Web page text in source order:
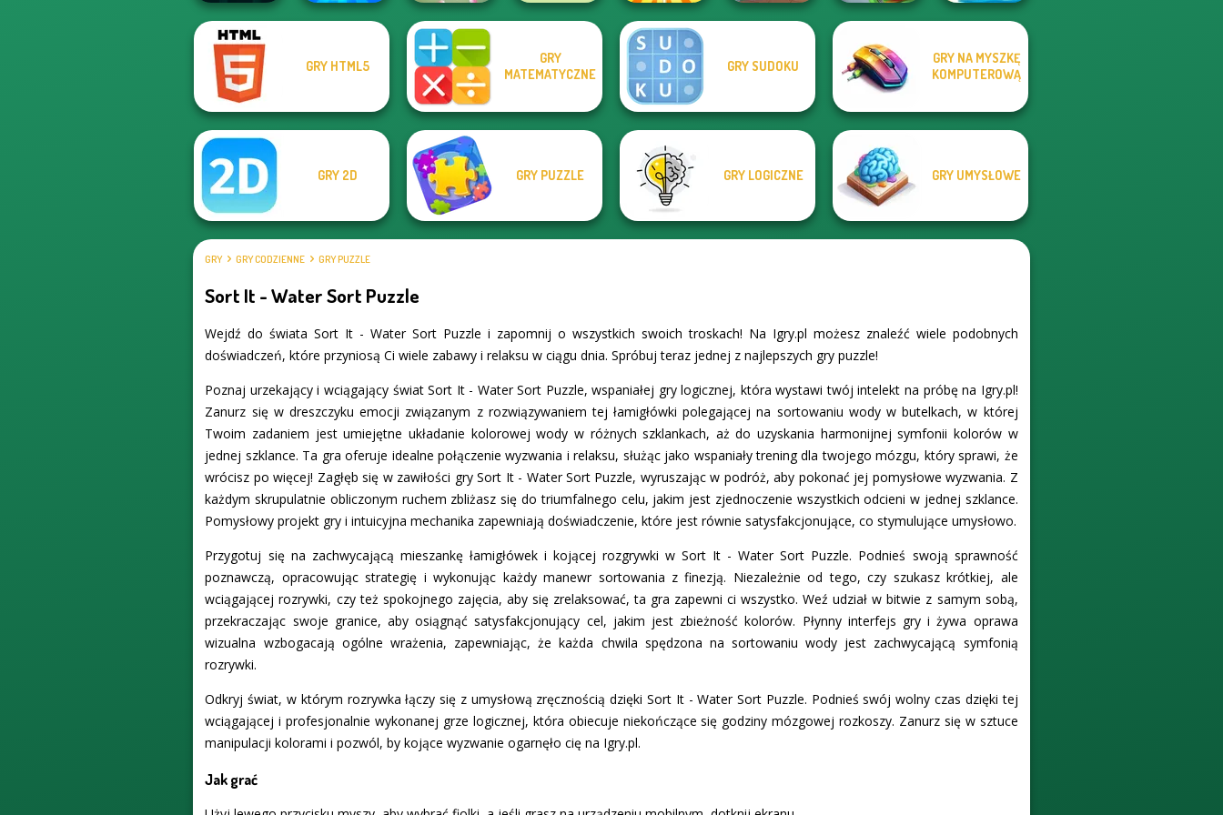
Dungeon Master
Knight
Worm Out: Brain
Tap 3 Mahjong State Connect Rachel Holmes Train Miner
Word Connect
Puzzle
GRY HTML5
GRY
MATEMATYCZNE
GRY SUDOKU
GRY NA MYSZKĘ
KOMPUTEROWĄ
GRY 2D GRY PUZZLE GRY LOGICZNE GRY UMYSŁOWE
GRY GRY CODZIENNE GRY PUZZLE
Sort It - Water Sort Puzzle
Wejdź do świata Sort It - Water Sort Puzzle i zapomnij o wszystkich swoich troskach! Na Igry.pl możesz znaleźć wiele podobnych
doświadczeń, które przyniosą Ci wiele zabawy i relaksu w ciągu dnia. Spróbuj teraz jednej z najlepszych gry puzzle!
Poznaj urzekający i wciągający świat Sort It - Water Sort Puzzle, wspaniałej gry logicznej, która wystawi twój intelekt na próbę na Igry.pl!
Zanurz się w dreszczyku emocji związanym z rozwiązywaniem tej łamigłówki polegającej na sortowaniu wody w butelkach, w której
Twoim zadaniem jest umiejętne układanie kolorowej wody w różnych szklankach, aż do uzyskania harmonijnej symfonii kolorów w
jednej szklance. Ta gra oferuje idealne połączenie wyzwania i relaksu, służąc jako wspaniały trening dla twojego mózgu, który sprawi, że
wrócisz po więcej! Zagłęb się w zawiłości gry Sort It - Water Sort Puzzle, wyruszając w podróż, aby pokonać jej pomysłowe wyzwania. Z
każdym skrupulatnie obliczonym ruchem zbliżasz się do triumfalnego celu, jakim jest zjednoczenie wszystkich odcieni w jednej szklance.
Pomysłowy projekt gry i intuicyjna mechanika zapewniają doświadczenie, które jest równie satysfakcjonujące, co stymulujące umysłowo.
Przygotuj się na zachwycającą mieszankę łamigłówek i kojącej rozgrywki w Sort It - Water Sort Puzzle. Podnieś swoją sprawność
poznawczą, opracowując strategię i wykonując każdy manewr sortowania z finezją. Niezależnie od tego, czy szukasz krótkiej, ale
wciągającej rozrywki, czy też spokojnego zajęcia, aby się zrelaksować, ta gra zapewni ci wszystko. Weź udział w bitwie z samym sobą,
przekraczając swoje granice, aby osiągnąć satysfakcjonujący cel, jakim jest zbieżność kolorów. Płynny interfejs gry i żywa oprawa
wizualna wzbogacają ogólne wrażenia, zapewniając, że każda chwila spędzona na sortowaniu wody jest zachwycającą symfonią
rozrywki.
Odkryj świat, w którym rozrywka łączy się z umysłową zręcznością dzięki Sort It - Water Sort Puzzle. Podnieś swój wolny czas dzięki tej
wciągającej i profesjonalnie wykonanej grze logicznej, która obiecuje niekończące się godziny mózgowej rozkoszy. Zanurz się w sztuce
manipulacji kolorami i pozwól, by kojące wyzwanie ogarnęło cię na Igry.pl.
Jak grać